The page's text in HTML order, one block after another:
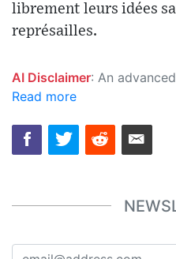
librement leurs idées
représailles.
AI Disclaimer: An advanced artificial intelligence (AI) system generated the content of this page on its own. This innovative technology conducts extensive research from a variety of reliable sources, performs rigorous fact-checking and
Read more